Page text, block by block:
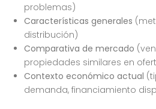
problemas)
Características generales
distribución)
Comparativa de mercado
propiedades similares en
Contexto económico actual
demanda, financiamiento